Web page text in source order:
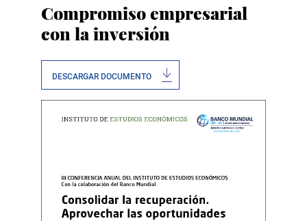
Compromiso empresarial
con la inversión
DESCARGAR DOCUMENTO